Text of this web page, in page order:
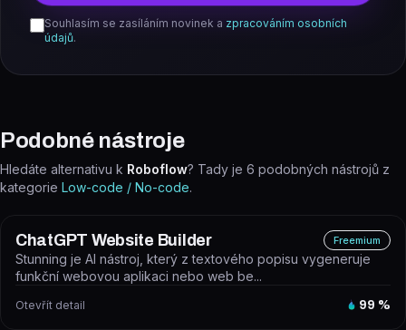
Souhlasím se zasíláním novinek a zpracováním osobních
údajů.
Podobné nástroje
Hledáte alternativu k Roboflow? Tady je 6 podobných nástrojů z
kategorie Low-code / No-code.
ChatGPT Website Builder Freemium
Stunning je AI nástroj, který z textového popisu vygeneruje
funkční webovou aplikaci nebo web be...
Otevřít detail 99 %